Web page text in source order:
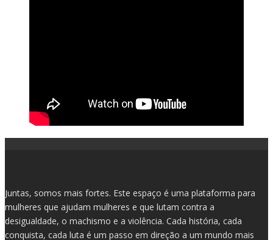
Juntas, somos mais fortes. Este espaço é uma plataforma para
mulheres que ajudam mulheres e que lutam contra a
desigualdade, o machismo e a violência. Cada história, cada
conquista, cada luta é um passo em direção a um mundo mais